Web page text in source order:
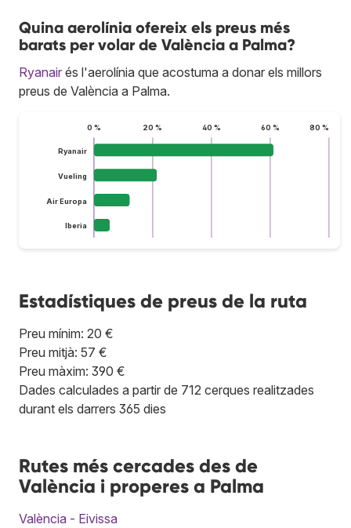
Quina aerolínia ofereix els preus més
barats per volar de València a Palma?
Ryanair és l'aerolínia que acostuma a donar els millors
preus de València a Palma.
0 % 20 % 40 % 60 % 80 %
Ryanair
Vueling
Air Europa
Iberia
Estadístiques de preus de la ruta
Preu mínim: 20 €
Preu mitjà: 57 €
Preu màxim: 390 €
Dades calculades a partir de 712 cerques realitzades
durant els darrers 365 dies
Rutes més cercades des de
València i properes a Palma
València - Eivissa